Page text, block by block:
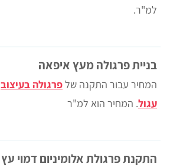
למ"ר.
בניית פרגולה מעץ איפאה
המחיר עבור התקנה שלפרגולה בעיצוב
עגול. המחיר הוא למ"ר
התקנת פרגולת אלומיניום דמוי עץ